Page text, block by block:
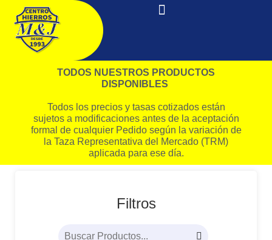
TODOS NUESTROS PRODUCTOS
DISPONIBLES
Todos los precios y tasas cotizados están
sujetos a modificaciones antes de la aceptación
formal de cualquier Pedido según la variación de
la Taza Representativa del Mercado (TRM)
aplicada para ese día.
Filtros